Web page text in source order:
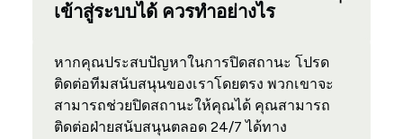
เข้าสู่ระบบได้ ควรทำอย่างไร
หากคุณประสบปัญหาในการปิดสถานะ โปรด
ติดต่อทีมสนับสนุนของเราโดยตรง พวกเขาจะ
สามารถช่วยปิดสถานะให้คุณได้ คุณสามารถ
ติดต่อฝ่ายสนับสนุนตลอด 24/7 ได้ทาง